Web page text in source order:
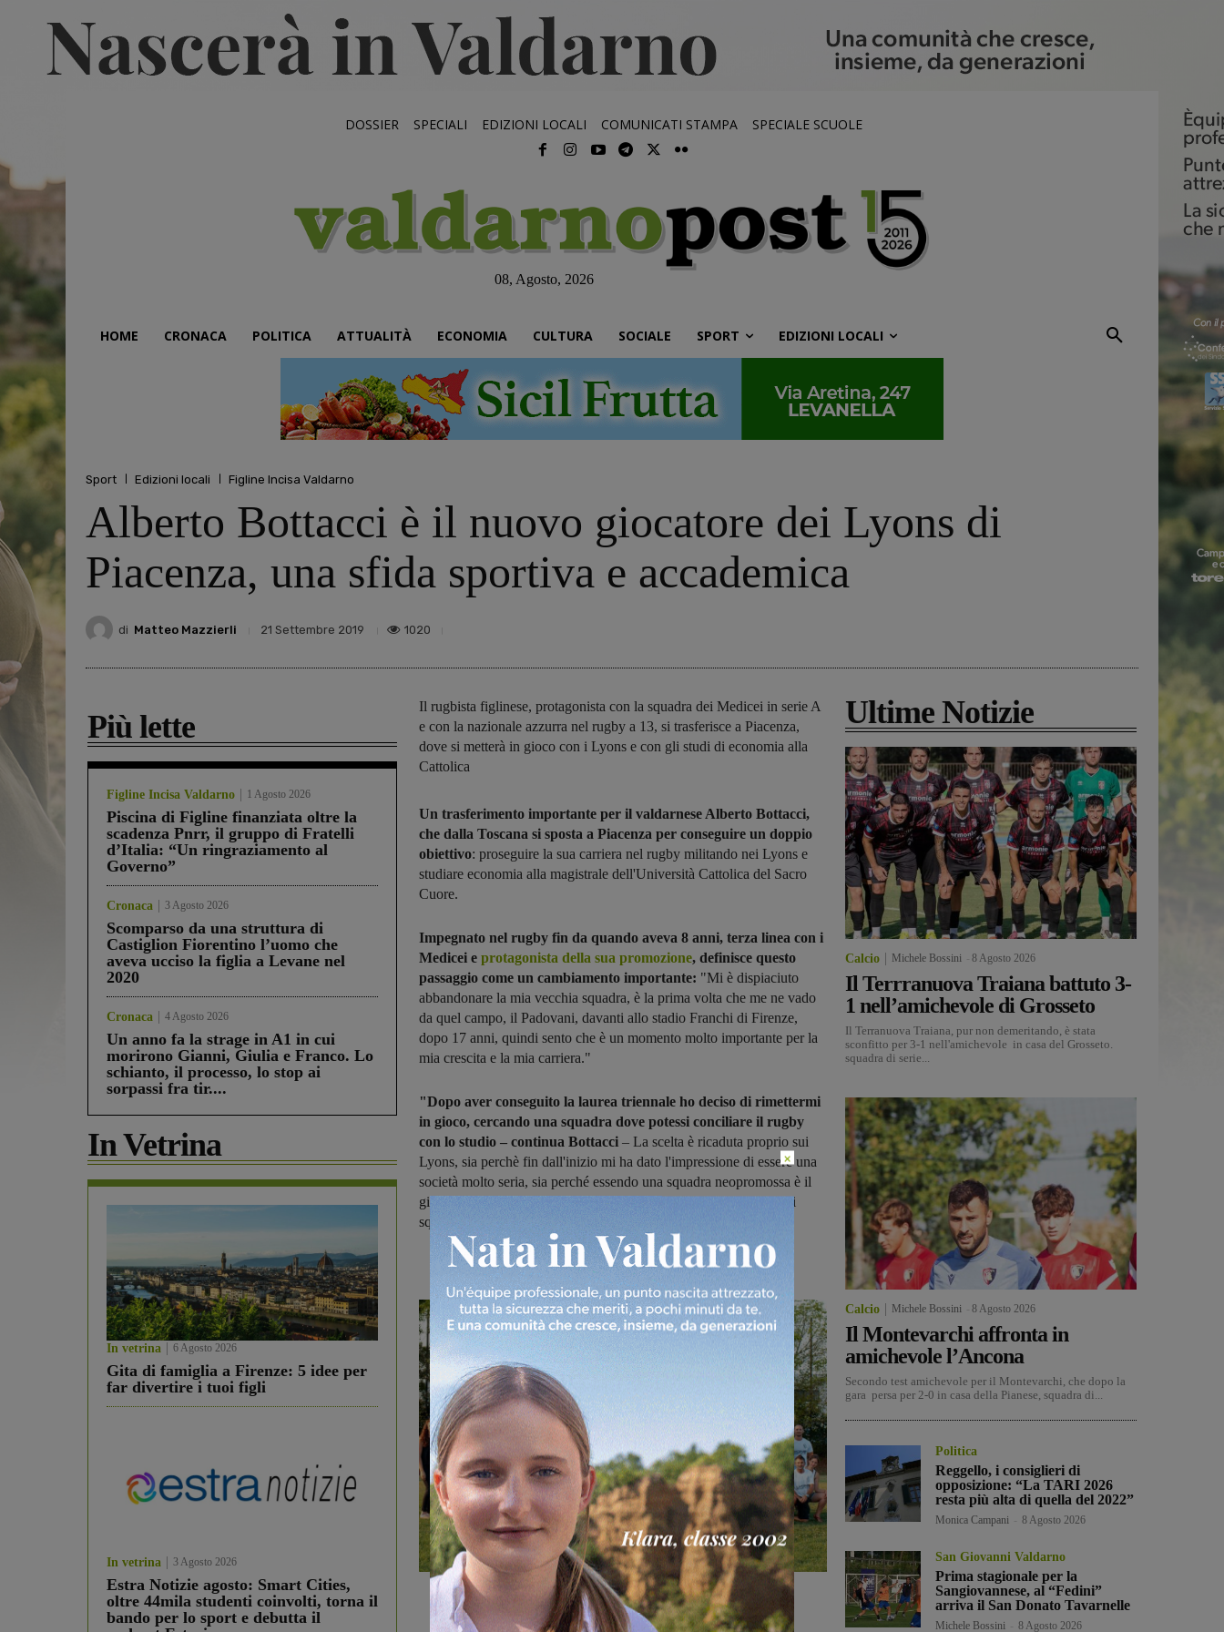
DOSSIER SPECIALI EDIZIONI LOCALI COMUNICATI STAMPA SPECIALE SCUOLE
08, Agosto, 2026
HOME CRONACA POLITICA ATTUALITÀ ECONOMIA CULTURA SOCIALE SPORT EDIZIONI LOCALI
Sport Edizioni locali Figline Incisa Valdarno
Alberto Bottacci è il nuovo giocatore dei Lyons di
Piacenza, una sfida sportiva e accademica
di Matteo Mazzierli 21 Settembre 2019 1020
Più lette
Figline Incisa Valdarno 1 Agosto 2026
Piscina di Figline finanziata oltre la
scadenza Pnrr, il gruppo di Fratelli
d’Italia: “Un ringraziamento al
Governo”
Cronaca 3 Agosto 2026
Scomparso da una struttura di
Castiglion Fiorentino l’uomo che
aveva ucciso la figlia a Levane nel
2020
Cronaca 4 Agosto 2026
Un anno fa la strage in A1 in cui
morirono Gianni, Giulia e Franco. Lo
schianto, il processo, lo stop ai
sorpassi fra tir....
In Vetrina
In vetrina 6 Agosto 2026
Gita di famiglia a Firenze: 5 idee per
far divertire i tuoi figli
In vetrina 3 Agosto 2026
Estra Notizie agosto: Smart Cities,
oltre 44mila studenti coinvolti, torna il
bando per lo sport e debutta il
Il rugbista figlinese, protagonista con la squadra dei Medicei in serie A
e con la nazionale azzurra nel rugby a 13, si trasferisce a Piacenza,
dove si metterà in gioco con i Lyons e con gli studi di economia alla
Cattolica
Un trasferimento importante per il valdarnese Alberto Bottacci,
che dalla Toscana si sposta a Piacenza per conseguire un doppio
obiettivo: proseguire la sua carriera nel rugby militando nei Lyons e
studiare economia alla magistrale dell'Università Cattolica del Sacro
Cuore.
Impegnato nel rugby fin da quando aveva 8 anni, terza linea con i
Medicei e protagonista della sua promozione, definisce questo
passaggio come un cambiamento importante: "Mi è dispiaciuto
abbandonare la mia vecchia squadra, è la prima volta che me ne vado
da quel campo, il Padovani, davanti allo stadio Franchi di Firenze,
dopo 17 anni, quindi sento che è un momento molto importante per la
mia crescita e la mia carriera."
"Dopo aver conseguito la laurea triennale ho deciso di rimettermi
in gioco, cercando una squadra dove potessi conciliare il rugby
con lo studio – continua Bottacci – La scelta è ricaduta proprio sui
Lyons, sia perchè fin dall'inizio mi ha dato l'impressione di essere una
società molto seria, sia perché essendo una squadra neopromossa è il
giusto punto di partenza per una crescita personale e soprattutto di
squadra."
Ultime Notizie
Calcio Michele Bossini 8 Agosto 2026
Il Terrranuova Traiana battuto 3-
1 nell’amichevole di Grosseto
Il Terranuova Traiana, pur non demeritando, è stata
sconfitto per 3-1 nell'amichevole in casa del Grosseto.
squadra di serie...
Calcio Michele Bossini 8 Agosto 2026
Il Montevarchi affronta in
amichevole l’Ancona
Secondo test amichevole per il Montevarchi, che dopo la
gara persa per 2-0 in casa della Pianese, squadra di...
Politica
Reggello, i consiglieri di
opposizione: “La TARI 2026
resta più alta di quella del 2022”
Monica Campani 8 Agosto 2026
San Giovanni Valdarno
Prima stagionale per la
Sangiovannese, al “Fedini”
arriva il San Donato Tavarnelle
Michele Bossini 8 Agosto 2026
×